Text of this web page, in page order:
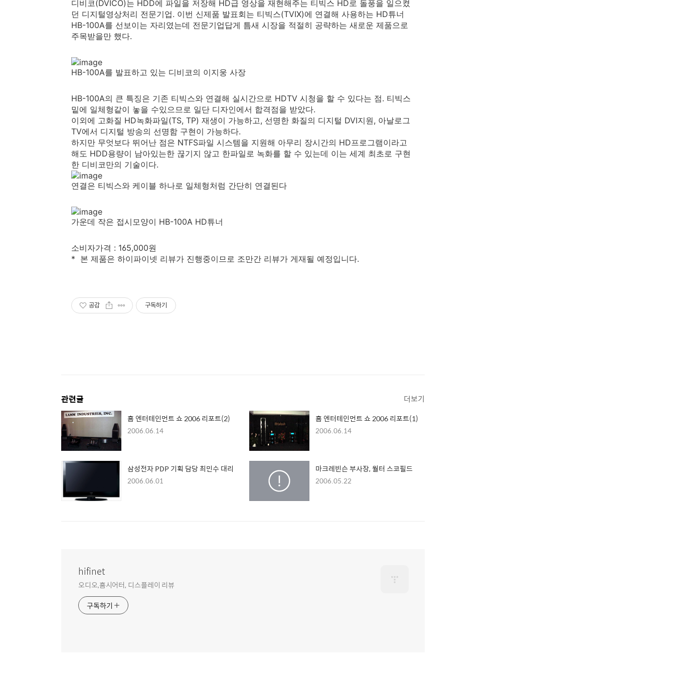
디비코(DVICO)는 HDD에 파일을 저장해 HD급 영상을 재현해주는 티빅스 HD로 돌풍을 일으켰
던 디지털영상처리 전문기업. 이번 신제품 발표회는 티빅스(TVIX)에 연결해 사용하는 HD튜너
HB-100A를 선보이는 자리였는데 전문기업답게 틈새 시장을 적절히 공략하는 새로운 제품으로
주목받을만 했다.
HB-100A를 발표하고 있는 디비코의 이지웅 사장
HB-100A의 큰 특징은 기존 티빅스와 연결해 실시간으로 HDTV 시청을 할 수 있다는 점. 티빅스
밑에 일체형같이 놓을 수있으므로 일단 디자인에서 합격점을 받았다.
이외에 고화질 HD녹화파일(TS, TP) 재생이 가능하고, 선명한 화질의 디지털 DVI지원, 아날로그
TV에서 디지털 방송의 선명함 구현이 가능하다.
하지만 무엇보다 뛰어난 점은 NTFS파일 시스템을 지원해 아무리 장시간의 HD프로그램이라고
해도 HDD용량이 남아있는한 끊기지 않고 한파일로 녹화를 할 수 있는데 이는 세계 최초로 구현
한 디비코만의 기술이다.
연결은 티빅스와 케이블 하나로 일체형처럼 간단히 연결된다
가운데 작은 접시모양이 HB-100A HD튜너
소비자가격 : 165,000원
* 본 제품은 하이파이넷 리뷰가 진행중이므로 조만간 리뷰가 게재될 예정입니다.
공감 구독하기
관련글 더보기
홈 엔터테인먼트 쇼 2006 리포트(2)
2006.06.14
홈 엔터테인먼트 쇼 2006 리포트(1)
2006.06.14
삼성전자 PDP 기획 담당 최민수 대리
2006.06.01
마크레빈슨 부사장, 월터 스코필드
2006.05.22
hifinet
오디오,홈시어터, 디스플레이 리뷰
구독하기